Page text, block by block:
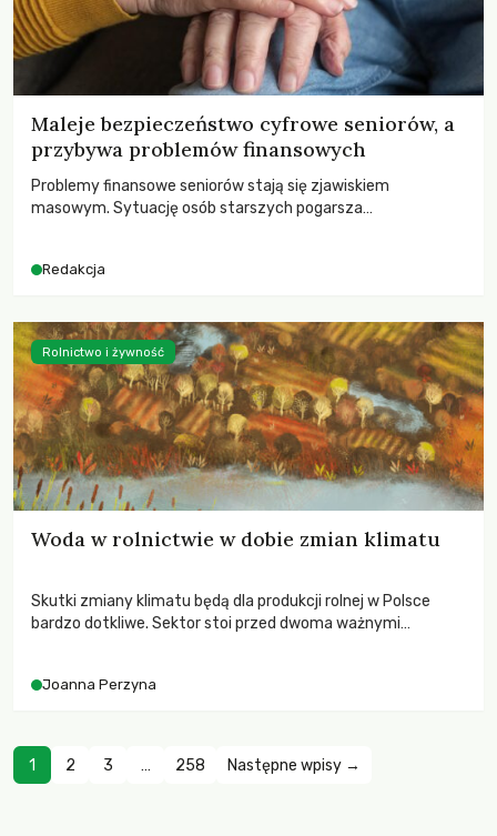
Maleje bezpieczeństwo cyfrowe seniorów, a
przybywa problemów finansowych
Problemy finansowe seniorów stają się zjawiskiem
masowym. Sytuację osób starszych pogarsza
Redakcja
Woda w rolnictwie w dobie zmian klimatu
Skutki zmiany klimatu będą dla produkcji rolnej w Polsce
bardzo dotkliwe. Sektor stoi przed dwoma ważnymi
zachodzących zmian klimatycznych. Wymagać to będzie
Joanna Perzyna
Rolnictwo i żywność
1 2 3 … 258 Następne wpisy →